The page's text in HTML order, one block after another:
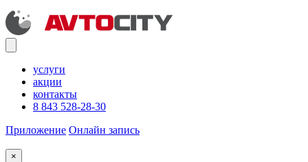
услуги
акции
контакты
8 843 528-28-30
Приложение Онлайн запись
×